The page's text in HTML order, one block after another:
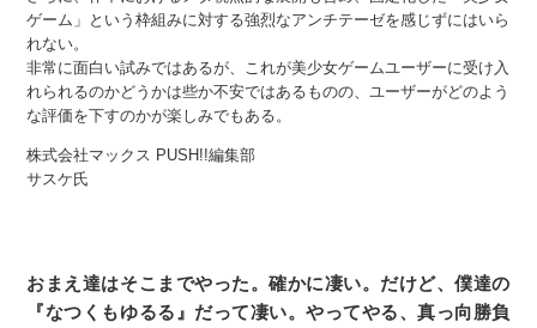
ゲーム」という枠組みに対する強烈なアンチテーゼを感じずにはいら
れない。
非常に面白い試みではあるが、これが美少女ゲームユーザーに受け入
れられるのかどうかは些か不安ではあるものの、ユーザーがどのよう
な評価を下すのかが楽しみでもある。
株式会社マックス PUSH!!編集部
サスケ氏
おまえ達はそこまでやった。確かに凄い。だけど、僕達の
『なつくもゆるる』だって凄い。やってやる、真っ向勝負